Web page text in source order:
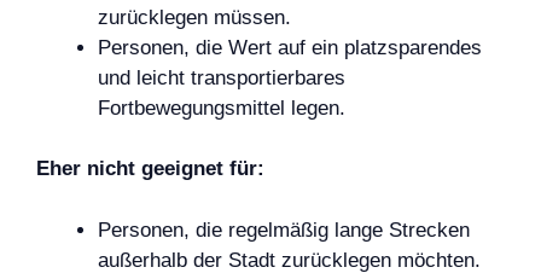
zurücklegen müssen.
Personen, die Wert auf ein platzsparendes
und leicht transportierbares
Fortbewegungsmittel legen.
Eher nicht geeignet für:
Personen, die regelmäßig lange Strecken
außerhalb der Stadt zurücklegen möchten.